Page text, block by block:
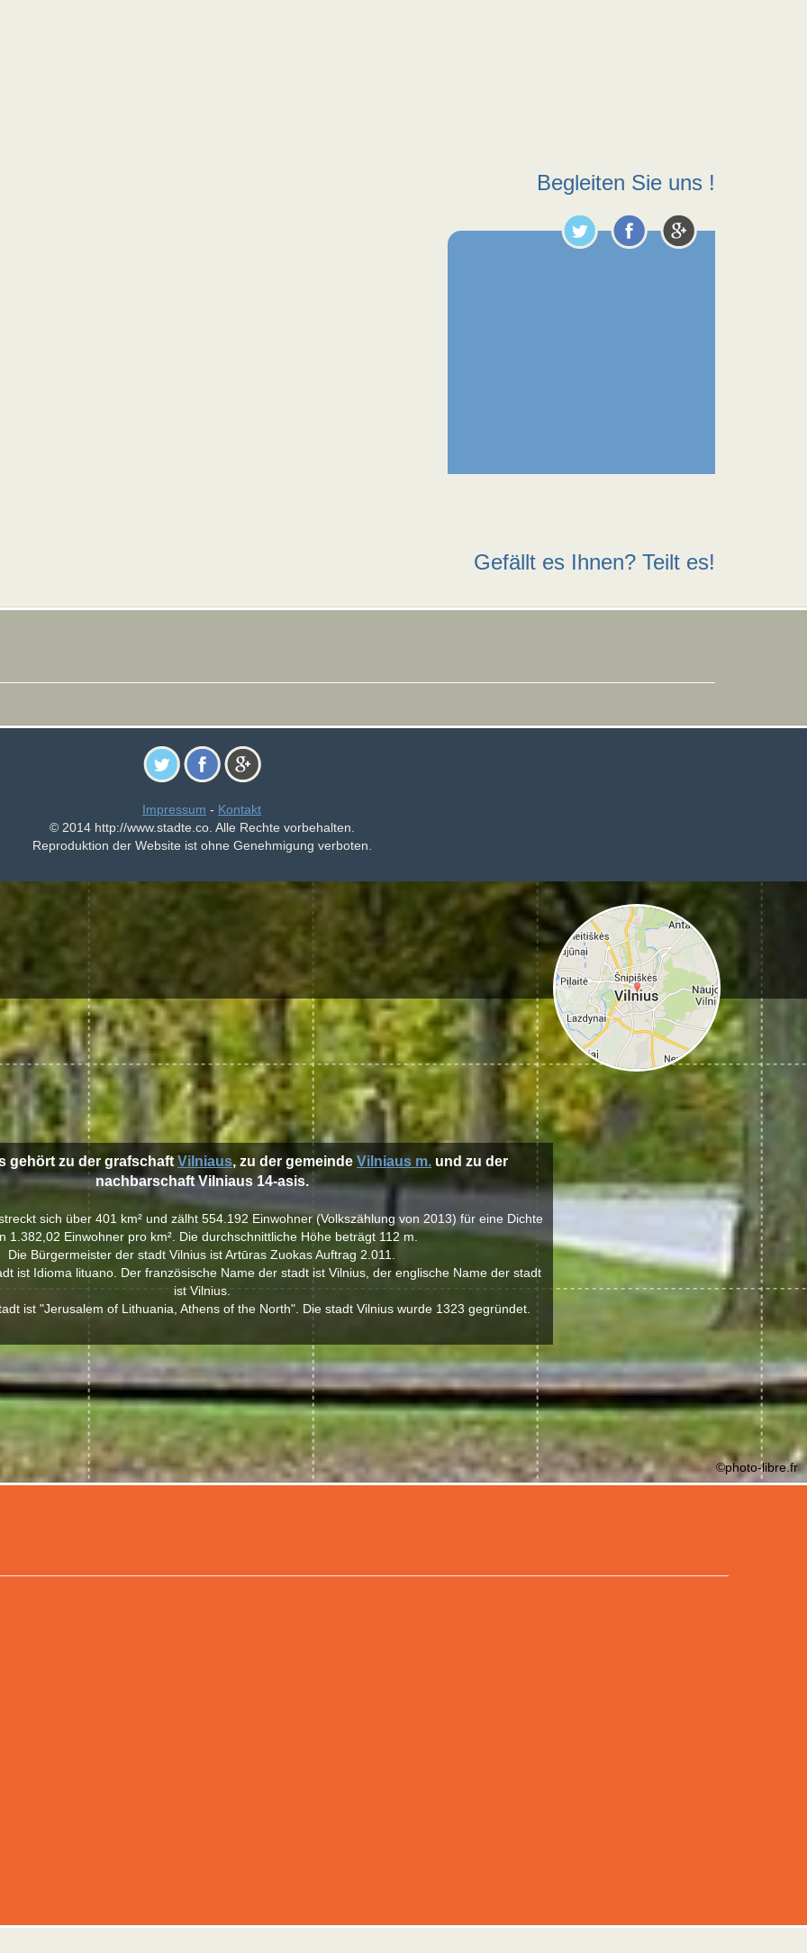
Begleiten Sie uns !
Gefällt es Ihnen? Teilt es!
Impressum - Kontakt
© 2014 http://www.stadte.co. Alle Rechte vorbehalten.
Reproduktion der Website ist ohne Genehmigung verboten.
gehört zu der grafschaftVilniaus, zu der gemeinde Vilniaus m. und zu der
nachbarschaft Vilniaus 14-asis.
sich über 401 km² und zälht 554.192 Einwohner (Volkszählung von 2013) für eine Dichte
1.382,02 Einwohner pro km². Die durchschnittliche Höhe beträgt 112 m.
Die Bürgermeister der stadt Vilnius ist Artūras Zuokas Auftrag 2.011.
ist Idioma lituano. Der französische Name der stadt ist Vilnius, der englische Name der stadt
ist Vilnius.
ist "Jerusalem of Lithuania, Athens of the North". Die stadt Vilnius wurde 1323 gegründet.
©photo-libre.fr